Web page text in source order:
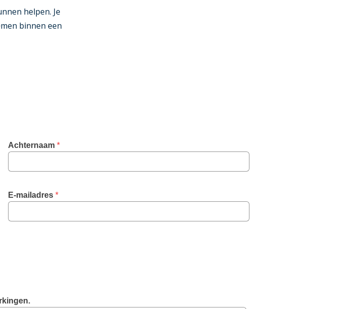
helpen. Je
binnen een
Achternaam *
E-mailadres *